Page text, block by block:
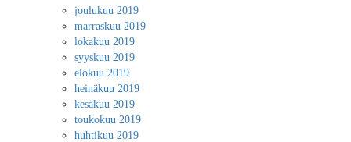
joulukuu 2019
marraskuu 2019
lokakuu 2019
syyskuu 2019
elokuu 2019
heinäkuu 2019
kesäkuu 2019
toukokuu 2019
huhtikuu 2019